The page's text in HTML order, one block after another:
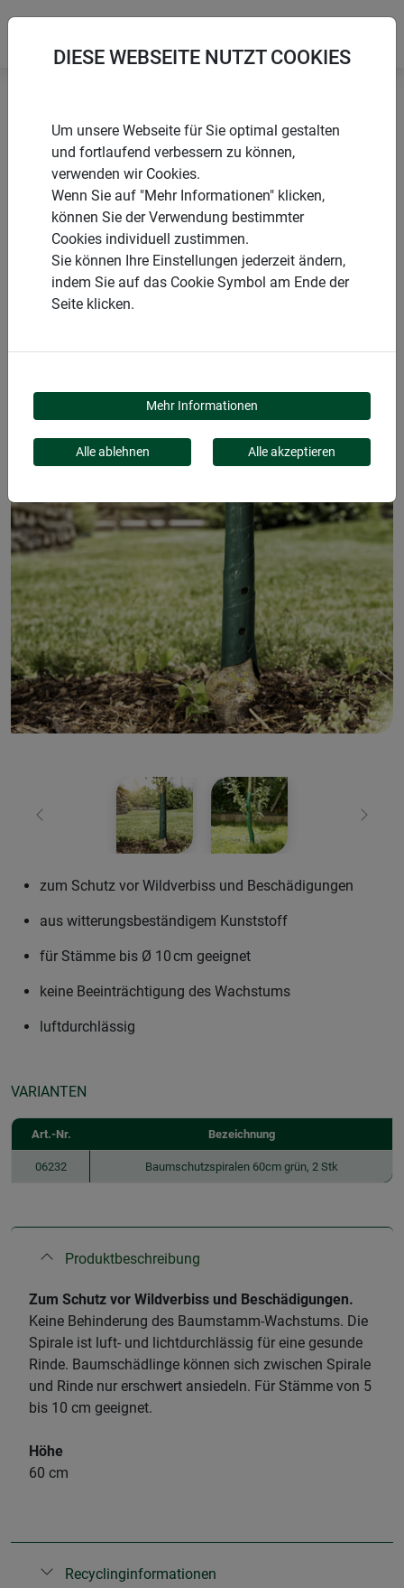
Startseite Baumschutz Baumschutz-Spiralen
PRODUKTE
BAUMSCHUTZ-
Zurück Weiter
zum Schutz vor Wildverbiss und Beschädigungen
aus witterungsbeständigem Kunststoff
für Stämme bis Ø 10 cm geeignet
keine Beeinträchtigung des Wachstums
luftdurchlässig
VARIANTEN
Art.-Nr. Bezeichnung
06232 Baumschutzspiralen 60cm grün, 2 Stk
Produktbeschreibung
Zum Schutz vor Wildverbiss und Beschädigungen.
Keine Behinderung des Baumstamm-Wachstums. Die
Spirale ist luft- und lichtdurchlässig für eine gesunde
Rinde. Baumschädlinge können sich zwischen Spirale
und Rinde nur erschwert ansiedeln. Für Stämme von 5
bis 10 cm geeignet.
Höhe
60 cm
Recyclinginformationen
DIESE WEBSEITE NUTZT COOKIES
Um unsere Webseite für Sie optimal gestalten
und fortlaufend verbessern zu können,
verwenden wir Cookies.
Wenn Sie auf "Mehr Informationen" klicken,
können Sie der Verwendung bestimmter
Cookies individuell zustimmen.
Sie können Ihre Einstellungen jederzeit ändern,
indem Sie auf das Cookie Symbol am Ende der
Seite klicken.
Mehr Informationen
Alle ablehnen Alle akzeptieren